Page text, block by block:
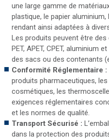
une large gamme de
plastique, le papier aluminium,
rendant ainsi adaptées à
Les produits peuvent être des
PET, APET, CPET, aluminium
des sacs ou des contenants
Conformité Réglementaire :
produits pharmaceutiques,
cosmétiques, les
exigences réglementaires
et les normes de qualité.
Transport Sécurisé :
dans la protection des